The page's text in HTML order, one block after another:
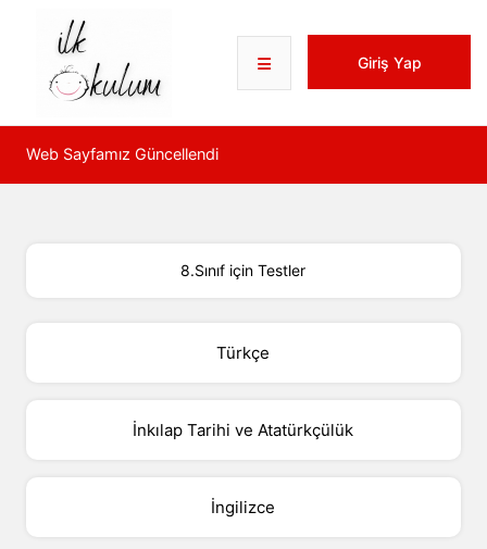
Giriş Yap
Web Sayfamız Güncellendi
8.Sınıf için Testler
Türkçe
İnkılap Tarihi ve Atatürkçülük
İngilizce